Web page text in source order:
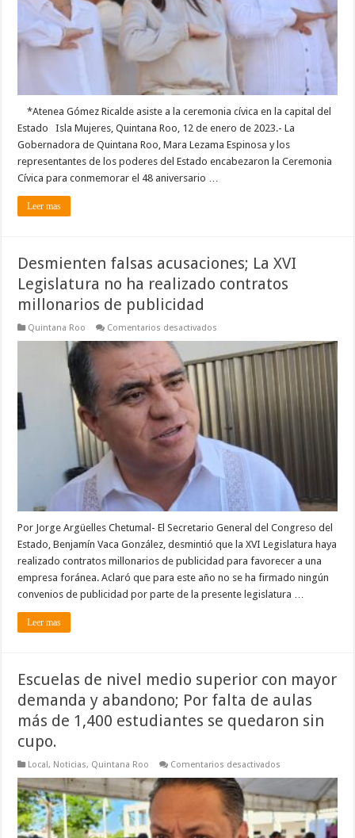
Promulgación
de
Constitución
Quintana
Roo
compañía
de
presidentas
y
*Atenea Gómez Ricalde asiste a la ceremonia cívica en la capital del
Estado Isla Mujeres, Quintana Roo, 12 de enero de 2023.- La
Gobernadora de Quintana Roo, Mara Lezama Espinosa y los
representantes de los poderes del Estado encabezaron la Ceremonia
Cívica para conmemorar el 48 aniversario …
Leer mas
Desmienten falsas acusaciones; La XVI
Legislatura no ha realizado contratos
millonarios de publicidad
Quintana Roo Comentarios desactivados
acusaciones;
La
XVI
Legislatura
no
ha
realizado
contratos
millonarios
de
publicidad
Por Jorge Argüelles Chetumal- El Secretario General del Congreso del
Estado, Benjamín Vaca González, desmintió que la XVI Legislatura haya
realizado contratos millonarios de publicidad para favorecer a una
empresa foránea. Aclaró que para este año no se ha firmado ningún
convenios de publicidad por parte de la presente legislatura …
Leer mas
Escuelas de nivel medio superior con mayor
demanda y abandono; Por falta de aulas
más de 1,400 estudiantes se quedaron sin
cupo.
Local, Noticias, Quintana Roo Comentarios desactivados
nivel
medio
superior
con
mayor